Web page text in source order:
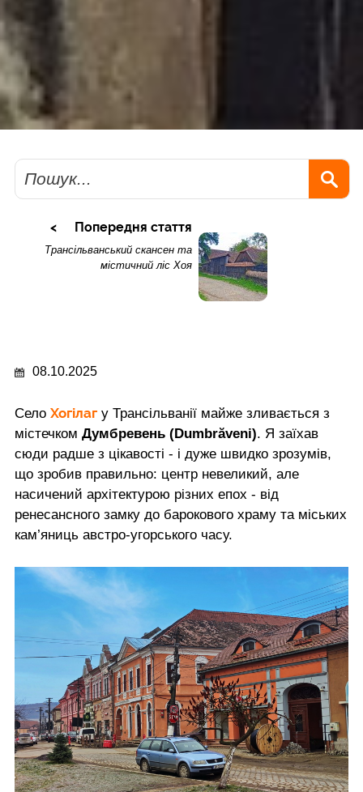
Пошук
Попередня стаття
Трансільванський скансен та
містичний ліс Хоя
08.10.2025
Село Хогілаг у Трансільванії майже зливається з
містечком Думбревень (Dumbrăveni). Я заїхав
сюди радше з цікавості - і дуже швидко зрозумів,
що зробив правильно: центр невеликий, але
насичений архітектурою різних епох - від
ренесансного замку до барокового храму та міських
кам’яниць австро-угорського часу.